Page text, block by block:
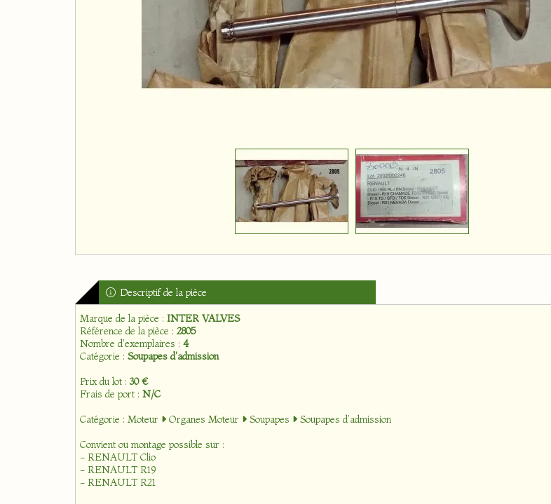
Descriptif de la pièce
Marque de la pièce : INTER VALVES
Référence de la pièce : 2805
Nombre d'exemplaires : 4
Catégorie : Soupapes d'admission
Prix du lot : 30 €
Frais de port : N/C
Catégorie : Moteur Organes Moteur Soupapes
Soupapes d'admission
Convient ou montage possible sur :
- RENAULT Clio
- RENAULT R19
- RENAULT R21